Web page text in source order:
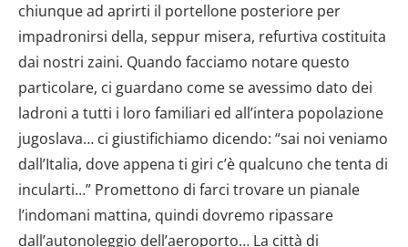
chiunque ad aprirti il portellone posteriore per
impadronirsi della, seppur misera, refurtiva costituita
dai nostri zaini. Quando facciamo notare questo
particolare, ci guardano come se avessimo dato dei
ladroni a tutti i loro familiari ed all’intera popolazione
jugoslava… ci giustifichiamo dicendo: “sai noi veniamo
dall’Italia, dove appena ti giri c’è qualcuno che tenta di
incularti…” Promettono di farci trovare un pianale
l’indomani mattina, quindi dovremo ripassare
dall’autonoleggio dell’aeroporto… La città di